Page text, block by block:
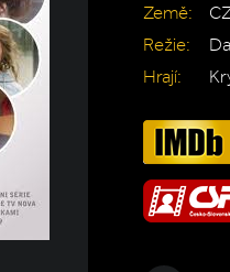
Země:
Režie:
Hrají: